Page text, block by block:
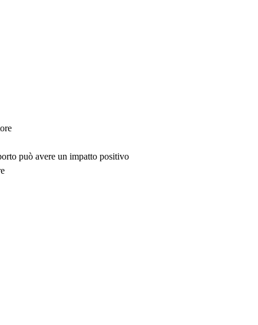
può avere un impatto positivo